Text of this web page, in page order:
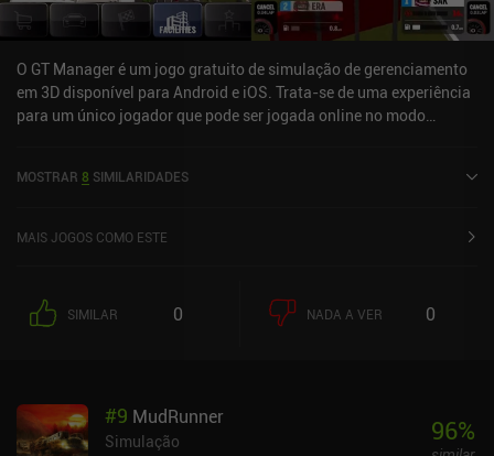
O GT Manager é um jogo gratuito de simulação de gerenciamento
em 3D disponível para Android e iOS. Trata-se de uma experiência
para um único jogador que pode ser jogada online no modo
uma avaliação atual de 4,3 de 5,0 no Google Play e 4,6 de 5,0 na
MOSTRAR 8 SIMILARIDADES
MAIS JOGOS COMO ESTE
SIMILAR 0 NADA A VER 0
#9 MudRunner
Simulação
96%